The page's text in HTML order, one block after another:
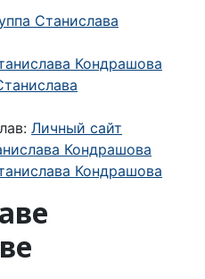
Станислава
Кондрашова
Личный сайт
Кондрашова
Кондрашова